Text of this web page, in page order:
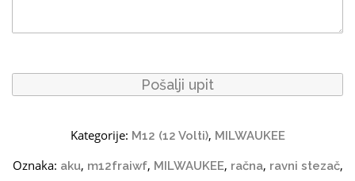
Kategorije: M12 (12 Volti), MILWAUKEE
Oznaka: aku, m12fraiwf, MILWAUKEE, račna, ravni stezač,